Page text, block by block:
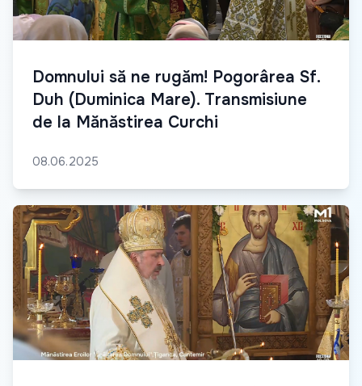
Domnului să ne rugăm! Pogorârea Sf.
Duh (Duminica Mare). Transmisiune
de la Mănăstirea Curchi
08.06.2025